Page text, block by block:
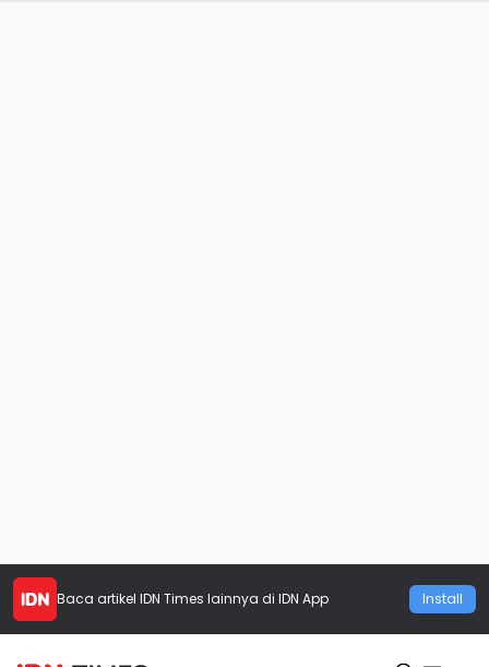
Baca artikel IDN Times lainnya di IDN App Install